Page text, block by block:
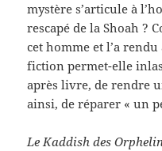
mystère s’articule à
rescapé de la Shoah ?
cet homme et l’a
fiction permet-elle
après livre, de rendre
ainsi, de réparer « un
Le Kaddish des